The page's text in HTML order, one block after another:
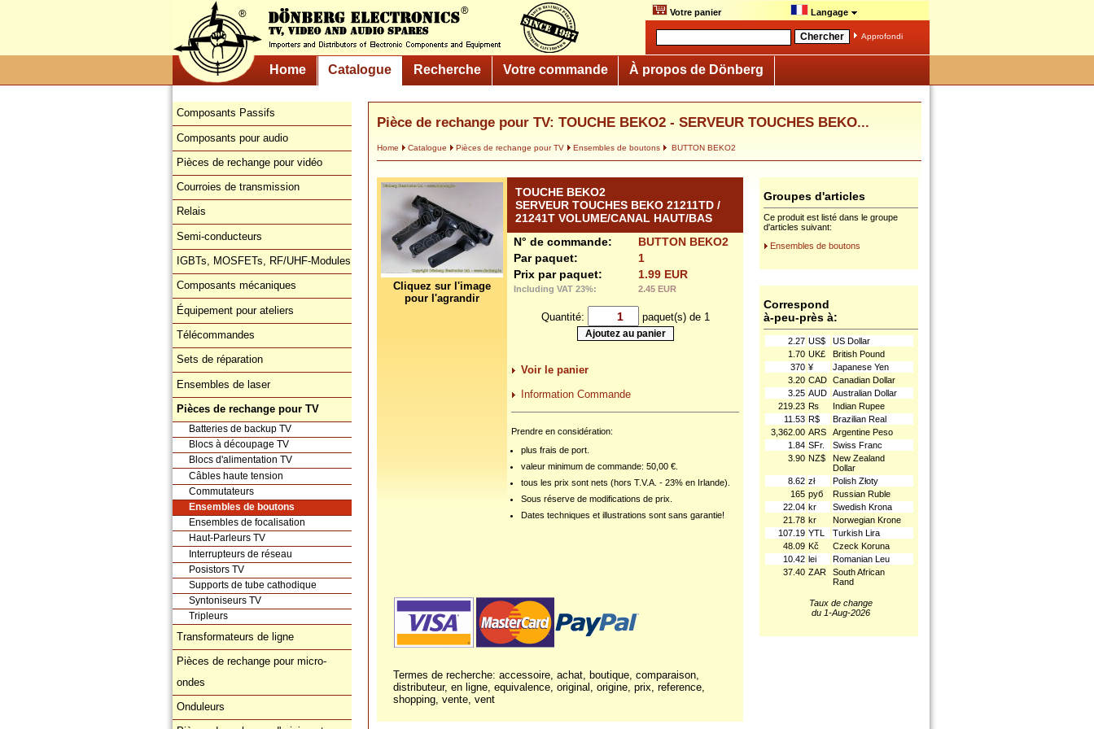
Votre panier Langage
Approfondi
Home Catalogue Recherche Votre commande À propos de Dönberg
Composants Passifs
Composants pour audio
Pièces de rechange pour vidéo
Courroies de transmission
Relais
Semi-conducteurs
IGBTs, MOSFETs, RF/UHF-Modules
Composants mécaniques
Équipement pour ateliers
Télécommandes
Sets de réparation
Ensembles de laser
Pièces de rechange pour TV
Batteries de backup TV
Blocs à découpage TV
Blocs d'alimentation TV
Câbles haute tension
Commutateurs
Ensembles de boutons
Ensembles de focalisation
Haut-Parleurs TV
Interrupteurs de réseau
Posistors TV
Supports de tube cathodique
Syntoniseurs TV
Tripleurs
Transformateurs de ligne
Pièces de rechange pour micro-
ondes
Onduleurs
Pièce de rechange pour TV: TOUCHE BEKO2 - SERVEUR TOUCHES BEKO...
Home Catalogue Pièces de rechange pour TV Ensembles de boutons BUTTON BEKO2
Cliquez sur l'image
pour l'agrandir
TOUCHE BEKO2
SERVEUR TOUCHES BEKO 21211TD /
21241T VOLUME/CANAL HAUT/BAS
N° de commande:
BUTTON BEKO2
Par paquet:
1
Prix par paquet:
1.99 EUR
Including VAT 23%: 2.45 EUR
Quantité: paquet(s) de 1
Voir le panier
Information Commande
Prendre en considération:
plus frais de port.
valeur minimum de commande: 50,00 €.
tous les prix sont nets (hors T.V.A. - 23% en Irlande).
Sous réserve de modifications de prix.
Dates techniques et illustrations sont sans garantie!
Termes de recherche: accessoire, achat, boutique, comparaison,
distributeur, en ligne, equivalence, original, origine, prix, reference,
shopping, vente, vent
Groupes d'articles
Ce produit est listé dans le groupe
d'articles suivant:
Ensembles de boutons
Correspond
à-peu-près à:
2.27 US$
US Dollar
1.70 UK£
British Pound
370 ¥
Japanese Yen
3.20 CAD Canadian Dollar
3.25 AUD Australian Dollar
219.23 ₨
Indian Rupee
11.53 R$
Brazilian Real
3,362.00 ARS
Argentine Peso
1.84 SFr.
Swiss Franc
3.90 NZ$
New Zealand
Dollar
8.62 zł
Polish Złoty
165 руб
Russian Ruble
22.04 kr
Swedish Krona
21.78 kr
Norwegian Krone
107.19 YTL
Turkish Lira
48.09 Kč
Czeck Koruna
10.42 lei
Romanian Leu
37.40 ZAR
South African
Rand
Taux de change
du 1-Aug-2026